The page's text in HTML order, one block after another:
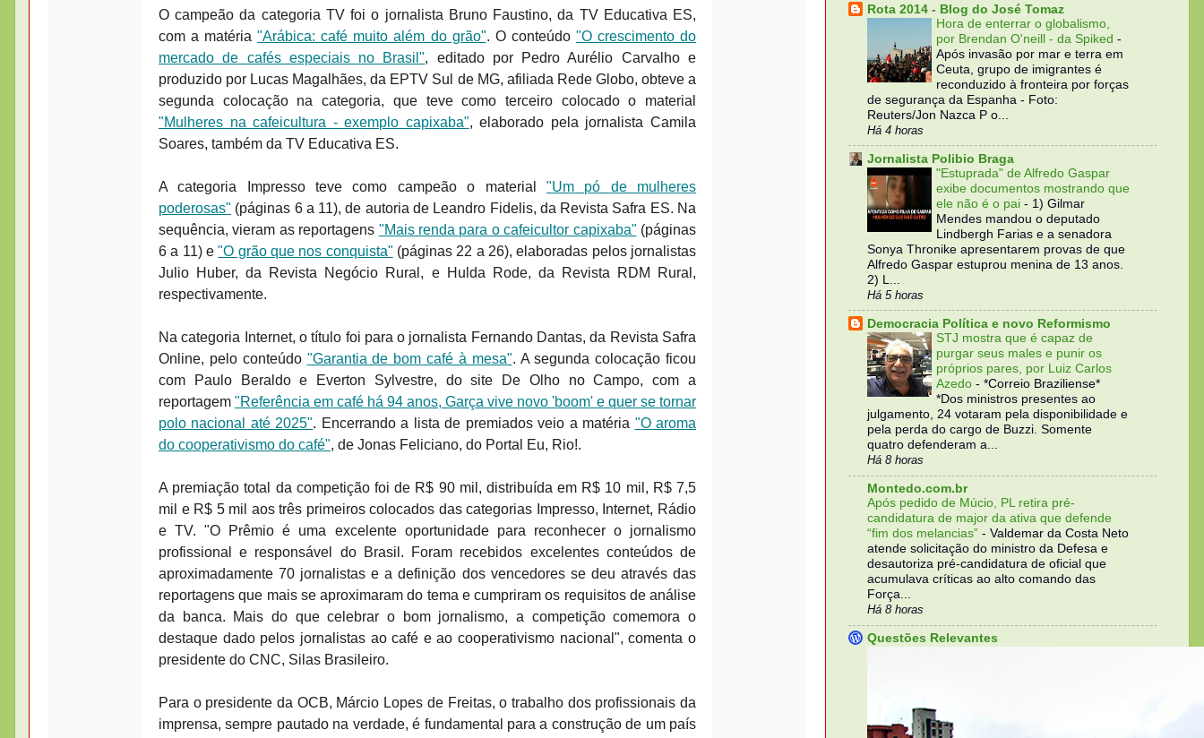
O campeão da categoria TV foi o jornalista Bruno Faustino, da TV Educativa ES,
com a matéria"Arábica: café muito além do grão". O conteúdo "O crescimento do
mercado de cafés especiais no Brasil", editado por Pedro Aurélio Carvalho e
produzido por Lucas Magalhães, da EPTV Sul de MG, afiliada Rede Globo, obteve a
segunda colocação na categoria, que teve como terceiro colocado o material
"Mulheres na cafeicultura - exemplo capixaba", elaborado pela jornalista Camila
Soares, também da TV Educativa ES.
A categoria Impresso teve como campeão o material "Um pó de mulheres
poderosas" (páginas 6 a 11), de autoria de Leandro Fidelis, da Revista Safra ES. Na
sequência, vieram as reportagens "Mais renda para o cafeicultor capixaba" (páginas
6 a 11) e"O grão que nos conquista" (páginas 22 a 26), elaboradas pelos jornalistas
Julio Huber, da Revista Negócio Rural, e Hulda Rode, da Revista RDM Rural,
respectivamente.
Na categoria Internet, o título foi para o jornalista Fernando Dantas, da Revista Safra
Online, pelo conteúdo "Garantia de bom café à mesa". A segunda colocação ficou
com Paulo Beraldo e Everton Sylvestre, do site De Olho no Campo, com a
reportagem "Referência em café há 94 anos, Garça vive novo 'boom' e quer se tornar
polo nacional até 2025". Encerrando a lista de premiados veio a matéria "O aroma
do cooperativismo do café", de Jonas Feliciano, do Portal Eu, Rio!.
A premiação total da competição foi de R$ 90 mil, distribuída em R$ 10 mil, R$ 7,5
mil e R$ 5 mil aos três primeiros colocados das categorias Impresso, Internet, Rádio
e TV. "O Prêmio é uma excelente oportunidade para reconhecer o jornalismo
profissional e responsável do Brasil. Foram recebidos excelentes conteúdos de
aproximadamente 70 jornalistas e a definição dos vencedores se deu através das
reportagens que mais se aproximaram do tema e cumpriram os requisitos de análise
da banca. Mais do que celebrar o bom jornalismo, a competição comemora o
destaque dado pelos jornalistas ao café e ao cooperativismo nacional", comenta o
presidente do CNC, Silas Brasileiro.
Para o presidente da OCB, Márcio Lopes de Freitas, o trabalho dos profissionais da
imprensa, sempre pautado na verdade, é fundamental para a construção de um país
Rota 2014 - Blog do José Tomaz
Hora de enterrar o globalismo,
por Brendan O'neill - da Spiked -
Após invasão por mar e terra em
Ceuta, grupo de imigrantes é
reconduzido à fronteira por forças
de segurança da Espanha - Foto:
Reuters/Jon Nazca P o...
Há 4 horas
Jornalista Polibio Braga
"Estuprada" de Alfredo Gaspar
exibe documentos mostrando que
ele não é o pai - 1) Gilmar
Mendes mandou o deputado
Lindbergh Farias e a senadora
Sonya Thronike apresentarem provas de que
Alfredo Gaspar estuprou menina de 13 anos.
2) L...
Há 5 horas
Democracia Política e novo Reformismo
STJ mostra que é capaz de
purgar seus males e punir os
próprios pares, por Luiz Carlos
Azedo - *Correio Braziliense*
*Dos ministros presentes ao
julgamento, 24 votaram pela disponibilidade e
pela perda do cargo de Buzzi. Somente
quatro defenderam a...
Há 8 horas
Montedo.com.br
Após pedido de Múcio, PL retira pré-
candidatura de major da ativa que defende
“fim dos melancias” - Valdemar da Costa Neto
atende solicitação do ministro da Defesa e
desautoriza pré-candidatura de oficial que
acumulava críticas ao alto comando das
Força...
Há 8 horas
Questões Relevantes